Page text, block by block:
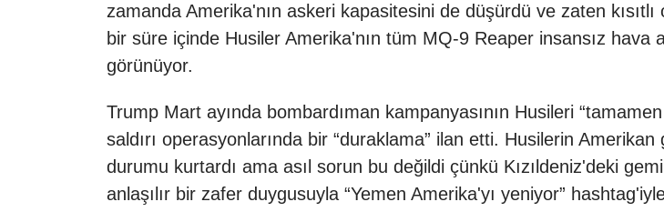
zamanda Amerika'nın askeri kapasitesini de düşürdü ve zaten
bir süre içinde Husiler Amerika'nın tüm MQ-9 Reaper insansız hava
görünüyor.
Trump Mart ayında bombardıman kampanyasının Husileri
saldırı operasyonlarında bir “duraklama” ilan etti. Husilerin
durumu kurtardı ama asıl sorun bu değildi çünkü Kızıldeniz'deki
anlaşılır bir zafer duygusuyla “Yemen Amerika'yı yeniyor”